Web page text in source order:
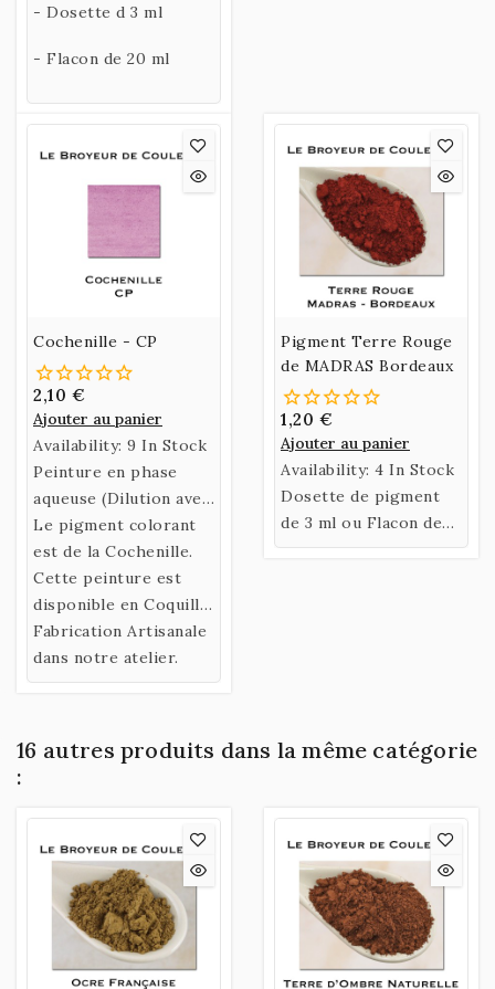
- Dosette d 3 ml
- Flacon de 20 ml
Cochenille - CP
2,10 €
Ajouter au panier
Availability: 9 In Stock
Peinture en phase
aqueuse (Dilution avec
de l’eau)
confectionnée selon
une recette historique
utilisant un liant
naturel fabriqué à
partir de Gomme
Arabique et d’Eau de
Le pigment colorant
est de la Cochenille.
Cette peinture est
disponible en Coquille
ou en Godet.
Fabrication Artisanale
dans notre atelier.
Pigment Terre Rouge
de MADRAS Bordeaux
1,20 €
Ajouter au panier
Availability: 4 In Stock
Dosette de pigment
de 3 ml ou Flacon de
35 ml de Terre Rouge
16 autres produits dans la même catégorie
: